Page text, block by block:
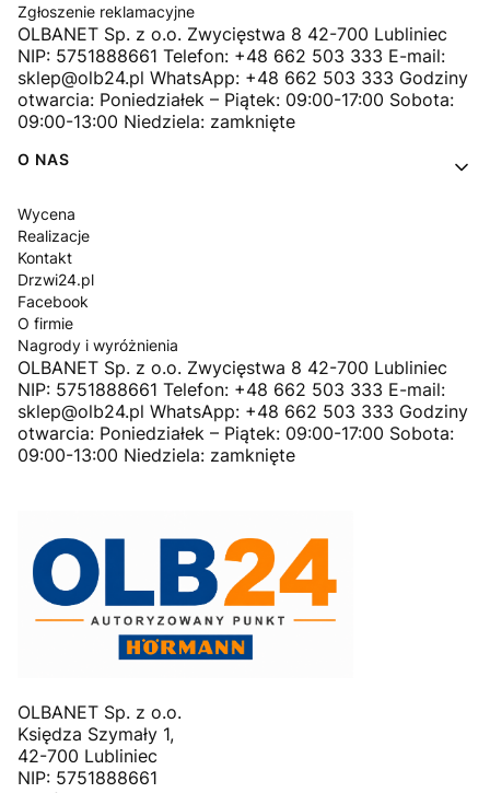
Zgłoszenie reklamacyjne
OLBANET Sp. z o.o. Zwycięstwa 8 42-700 Lubliniec
NIP: 5751888661 Telefon: +48 662 503 333 E-mail:
sklep@olb24.pl WhatsApp: +48 662 503 333 Godziny
otwarcia: Poniedziałek – Piątek: 09:00-17:00 Sobota:
09:00-13:00 Niedziela: zamknięte
O NAS
Wycena
Realizacje
Kontakt
Drzwi24.pl
Facebook
O firmie
Nagrody i wyróżnienia
OLBANET Sp. z o.o. Zwycięstwa 8 42-700 Lubliniec
NIP: 5751888661 Telefon: +48 662 503 333 E-mail:
sklep@olb24.pl WhatsApp: +48 662 503 333 Godziny
otwarcia: Poniedziałek – Piątek: 09:00-17:00 Sobota:
09:00-13:00 Niedziela: zamknięte
OLBANET Sp. z o.o.
Księdza Szymały 1,
42-700 Lubliniec
NIP: 5751888661